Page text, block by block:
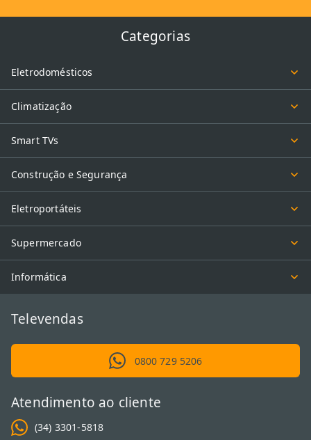
Categorias
Eletrodomésticos
Climatização
Smart TVs
Construção e Segurança
Eletroportáteis
Supermercado
Informática
Televendas
0800 729 5206
Atendimento ao cliente
(34) 3301-5818